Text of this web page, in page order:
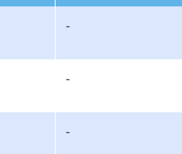
-
-
-